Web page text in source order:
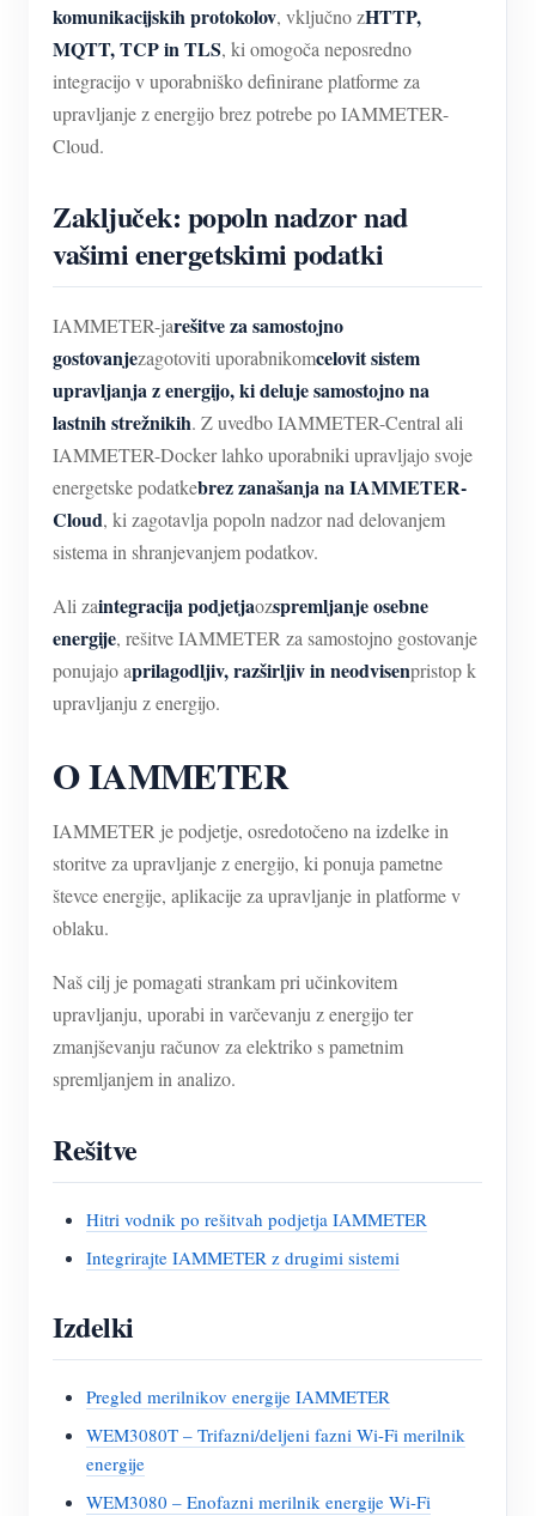
komunikacijskih protokolov, vključno zHTTP,
MQTT, TCP in TLS, ki omogoča neposredno
integracijo v uporabniško definirane platforme za
upravljanje z energijo brez potrebe po IAMMETER-
Cloud.
Zaključek: popoln nadzor nad
vašimi energetskimi podatki
IAMMETER-jarešitve za samostojno
gostovanjezagotoviti uporabnikomcelovit sistem
upravljanja z energijo, ki deluje samostojno na
lastnih strežnikih. Z uvedbo IAMMETER-Central ali
IAMMETER-Docker lahko uporabniki upravljajo svoje
energetske podatkebrez zanašanja na IAMMETER-
Cloud, ki zagotavlja popoln nadzor nad delovanjem
sistema in shranjevanjem podatkov.
Ali zaintegracija podjetjaozspremljanje osebne
energije, rešitve IAMMETER za samostojno gostovanje
ponujajo aprilagodljiv, razširljiv in neodvisenpristop k
upravljanju z energijo.
O IAMMETER
IAMMETER je podjetje, osredotočeno na izdelke in
storitve za upravljanje z energijo, ki ponuja pametne
števce energije, aplikacije za upravljanje in platforme v
oblaku.
Naš cilj je pomagati strankam pri učinkovitem
upravljanju, uporabi in varčevanju z energijo ter
zmanjševanju računov za elektriko s pametnim
spremljanjem in analizo.
Rešitve
Hitri vodnik po rešitvah podjetja IAMMETER
Integrirajte IAMMETER z drugimi sistemi
Izdelki
Pregled merilnikov energije IAMMETER
WEM3080T – Trifazni/deljeni fazni Wi-Fi merilnik
energije
WEM3080 – Enofazni merilnik energije Wi-Fi